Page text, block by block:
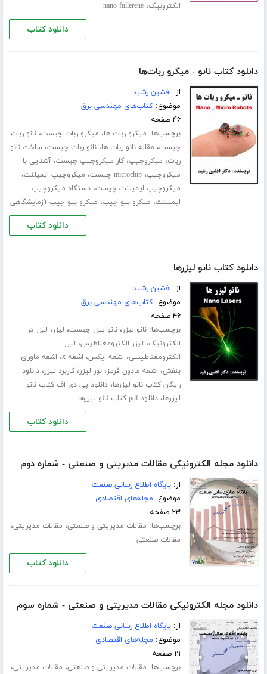
الکترونیک،nano fullerene
دانلود کتاب
دانلود کتاب نانو - میکرو ربات‌ها
از: افشین رشید
موضوع:کتاب‌های مهندسی برق
۴۶ صفحه
برچسب‌ها: میکرو ربات ها، میکرو ربات چیست،نانو ربات
چیست، مقاله نانو ربات ها،نانو ربات چیست، ساخت نانو
ربات، میکروچیپ،کار میکروچیپ چیست،آشنایی با
میکروچیپ،microchip چیست ، میکروچیپ ایمپلنت،
میکروچیپ ایمپلنت چیست،دستگاه میکروچیپ
ایمپلنت، میکرو بیو چیپ، میکرو بیو چیپ آزمایشگاهی
دانلود کتاب
دانلود کتاب نانو لیزرها
از: افشین رشید
موضوع:کتاب‌های مهندسی برق
۴۶ صفحه
برچسب‌ها:نانو لیزر،نانو لیزر چیست، لیزر، لیزر در
الکترونیک، لیزر الکترومغناطیس، لیزر
الکترومغناطیسی، اشعه ایکس، اشعه x ، اشعه ماورای
بنفش، اشعه مادون قرمز،نور لیزر،کاربرد لیزر،دانلود
رایگان کتاب نانو لیزرها،دانلود پی دی اف کتاب نانو
لیزرها،دانلود pdf کتاب نانو لیزرها
دانلود کتاب
دانلود مجله الکترونیکی مقالات مدیریتی و صنعتی - شماره دوم
از:پایگاه اطلاع رسانی صنعت
موضوع: مجله‌های اقتصادی
۲۳ صفحه
برچسب‌ها: مقالات مدیریتی و صنعتی، مقالات مدیریتی،
مقالات صنعتی
دانلود کتاب
دانلود مجله الکترونیکی مقالات مدیریتی و صنعتی - شماره سوم
از:پایگاه اطلاع رسانی صنعت
موضوع: مجله‌های اقتصادی
۲۱ صفحه
برچسب‌ها: مقالات مدیریتی و صنعتی، مقالات مدیریتی،